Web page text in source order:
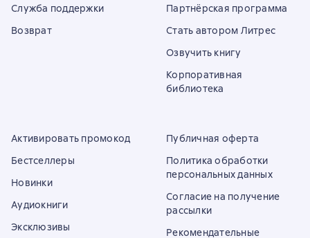
Служба поддержки
Возврат
Партнёрская программа
Стать автором Литрес
Озвучить книгу
Корпоративная
библиотека
Активировать промокод
Бестселлеры
Новинки
Аудиокниги
Эксклюзивы
Публичная оферта
Политика обработки
персональных данных
Согласие на получение
рассылки
Рекомендательные